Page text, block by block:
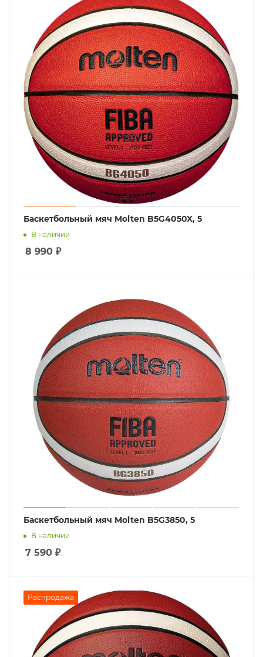
Баскетбольный мяч Molten B5G4050X, 5
В наличии
8 990 ₽
Баскетбольный мяч Molten B5G3850, 5
В наличии
7 590 ₽
Распродажа